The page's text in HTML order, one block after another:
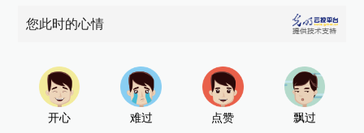
您此时的心情
开心 难过 点赞 飘过